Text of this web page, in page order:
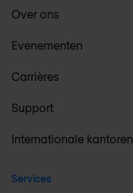
Over ons
Evenementen
Carrières
Support
Internationale kantoren
Services